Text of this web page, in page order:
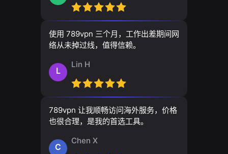
使用 789vpn 三个月，工作出差期间网
络从未掉过线，值得信赖。
L
Lin H
789vpn 让我顺畅访问海外服务，价格
也很合理，是我的首选工具。
C
Chen X